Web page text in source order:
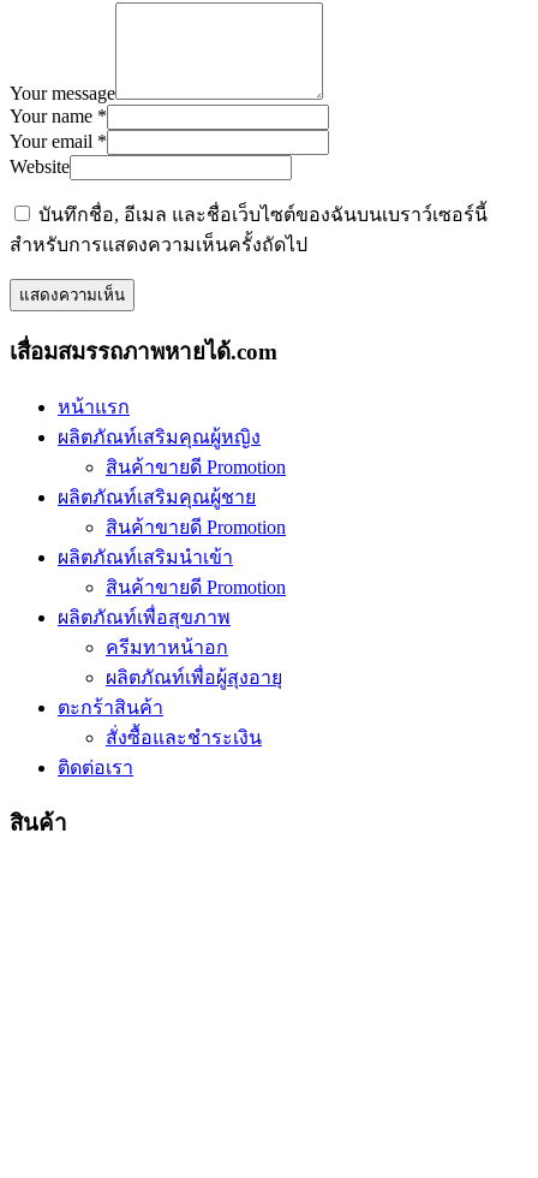
Your message
Your name *
Your email *
Website
บันทึกชื่อ, อีเมล และชื่อเว็บไซต์ของฉันบนเบราว์เซอร์นี้
สำหรับการแสดงความเห็นครั้งถัดไป
เสื่อมสมรรถภาพหายได้.com
หน้าแรก
ผลิตภัณท์เสริมคุณผู้หญิง
สินค้าขายดี Promotion
ผลิตภัณท์เสริมคุณผู้ชาย
สินค้าขายดี Promotion
ผลิตภัณท์เสริมนำเข้า
สินค้าขายดี Promotion
ผลิตภัณท์เพื่อสุขภาพ
ครีมทาหน้าอก
ผลิตภัณท์เพื่อผู้สุงอายุ
ตะกร้าสินค้า
สั่งซื้อและชำระเงิน
ติดต่อเรา
สินค้า